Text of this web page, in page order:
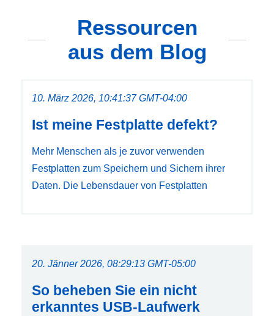
Ressourcen
aus dem Blog
10. März 2026, 10:41:37 GMT-04:00
Ist meine Festplatte defekt?
Mehr Menschen als je zuvor verwenden
Festplatten zum Speichern und Sichern ihrer
Daten. Die Lebensdauer von Festplatten
20. Jänner 2026, 08:29:13 GMT-05:00
So beheben Sie ein nicht
erkanntes USB-Laufwerk